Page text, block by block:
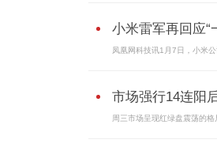
小米雷军再回应“
凤凰网科技讯1月7日，小米
市场强行14连阳
周三市场呈现红绿盘震荡的